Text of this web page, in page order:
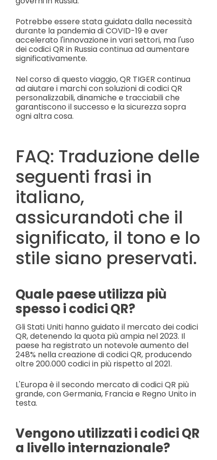
Potrebbe essere stata guidata dalla necessità
durante la pandemia di COVID-19 e aver
accelerato l'innovazione in vari settori, ma l'uso
dei codici QR in Russia continua ad aumentare
significativamente.
Nel corso di questo viaggio, QR TIGER continua
ad aiutare i marchi con soluzioni di codici QR
personalizzabili, dinamiche e tracciabili che
garantiscono il successo e la sicurezza sopra
ogni altra cosa.
FAQ: Traduzione delle
seguenti frasi in
italiano,
assicurandoti che il
significato, il tono e lo
stile siano preservati.
Quale paese utilizza più
spesso i codici QR?
Gli Stati Uniti hanno guidato il mercato dei codici
QR, detenendo la quota più ampia nel 2023. Il
paese ha registrato un notevole aumento del
248% nella creazione di codici QR, producendo
oltre 200.000 codici in più rispetto al 2021.
L'Europa è il secondo mercato di codici QR più
grande, con Germania, Francia e Regno Unito in
testa.
Vengono utilizzati i codici QR
a livello internazionale?